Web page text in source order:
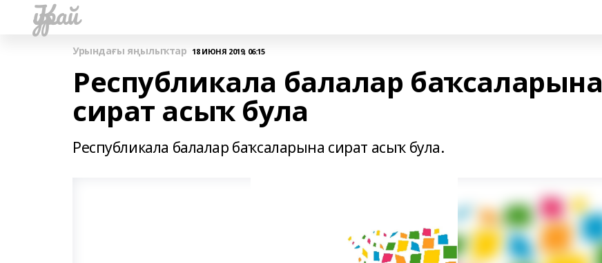
Ҡурай
Урындағы яңылыҡтар 18 ИЮНЯ 2019, 06:15
Республикала балалар баҡсаларына
сират асыҡ була
Республикала балалар баҡсаларына сират асыҡ була.